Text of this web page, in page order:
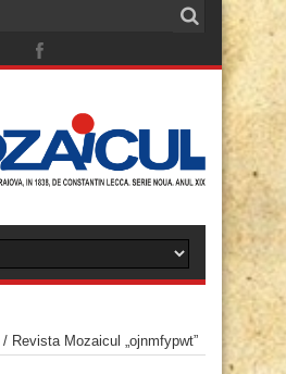
/ Revista Mozaicul „ojnmfypwt”